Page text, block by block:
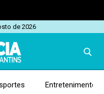
de 2026
Entretenimento